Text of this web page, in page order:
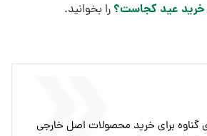
خرید عید کجاست؟ را بخوانید.
گناوه برای خرید محصولات اصل خارجی